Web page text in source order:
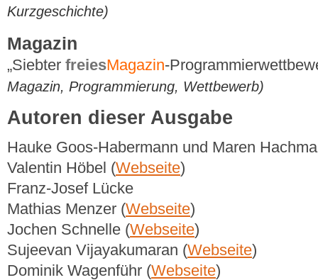
Kurzgeschichte)
Magazin
„Siebter freiesMagazin-
Magazin, Programmierung, Wettbewerb)
Autoren dieser Ausgabe
Hauke Goos-Habermann und Maren
Valentin Höbel (Webseite)
Franz-Josef Lücke
Mathias Menzer (Webseite)
Jochen Schnelle (Webseite)
Sujeevan Vijayakumaran (Webseite)
Dominik Wagenführ (Webseite)